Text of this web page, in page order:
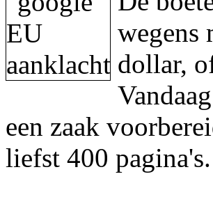
wegens
dollar,
een zaak
liefst 400 pagina's.